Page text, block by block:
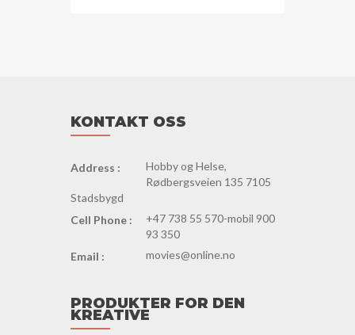
KONTAKT OSS
Address :
Hobby og Helse,
Rødbergsveien 135 7105
Stadsbygd
Cell Phone :
+47 738 55 570-mobil 900
93 350
Email :
movies@online.no
PRODUKTER FOR DEN
KREATIVE